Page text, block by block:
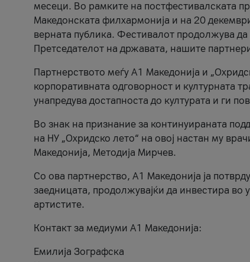
месеци. Во рамките на постфестивалската
Македонската филхармонија и на 20
верната публика. Фестивалот продолжува
Претседателот на државата, нашите
Партнерството меѓу A1 Македонија и
корпоративната одговорност и културната
унапредува достапноста до културата и ги
Во знак на признание за континуираната
на НУ „Охридско лето“ на овој настан му
Македонија, Методија Мирчев.
Со ова партнерство, A1 Македонија ја
заедницата, продолжувајќи да инвестира во
артистите.
Контакт за медиуми А1 Македонија:
Емилија Зографска